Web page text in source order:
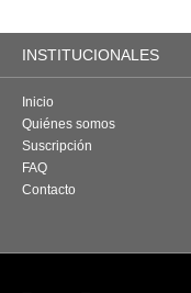
INSTITUCIONALES
Inicio
Quiénes somos
Suscripción
FAQ
Contacto